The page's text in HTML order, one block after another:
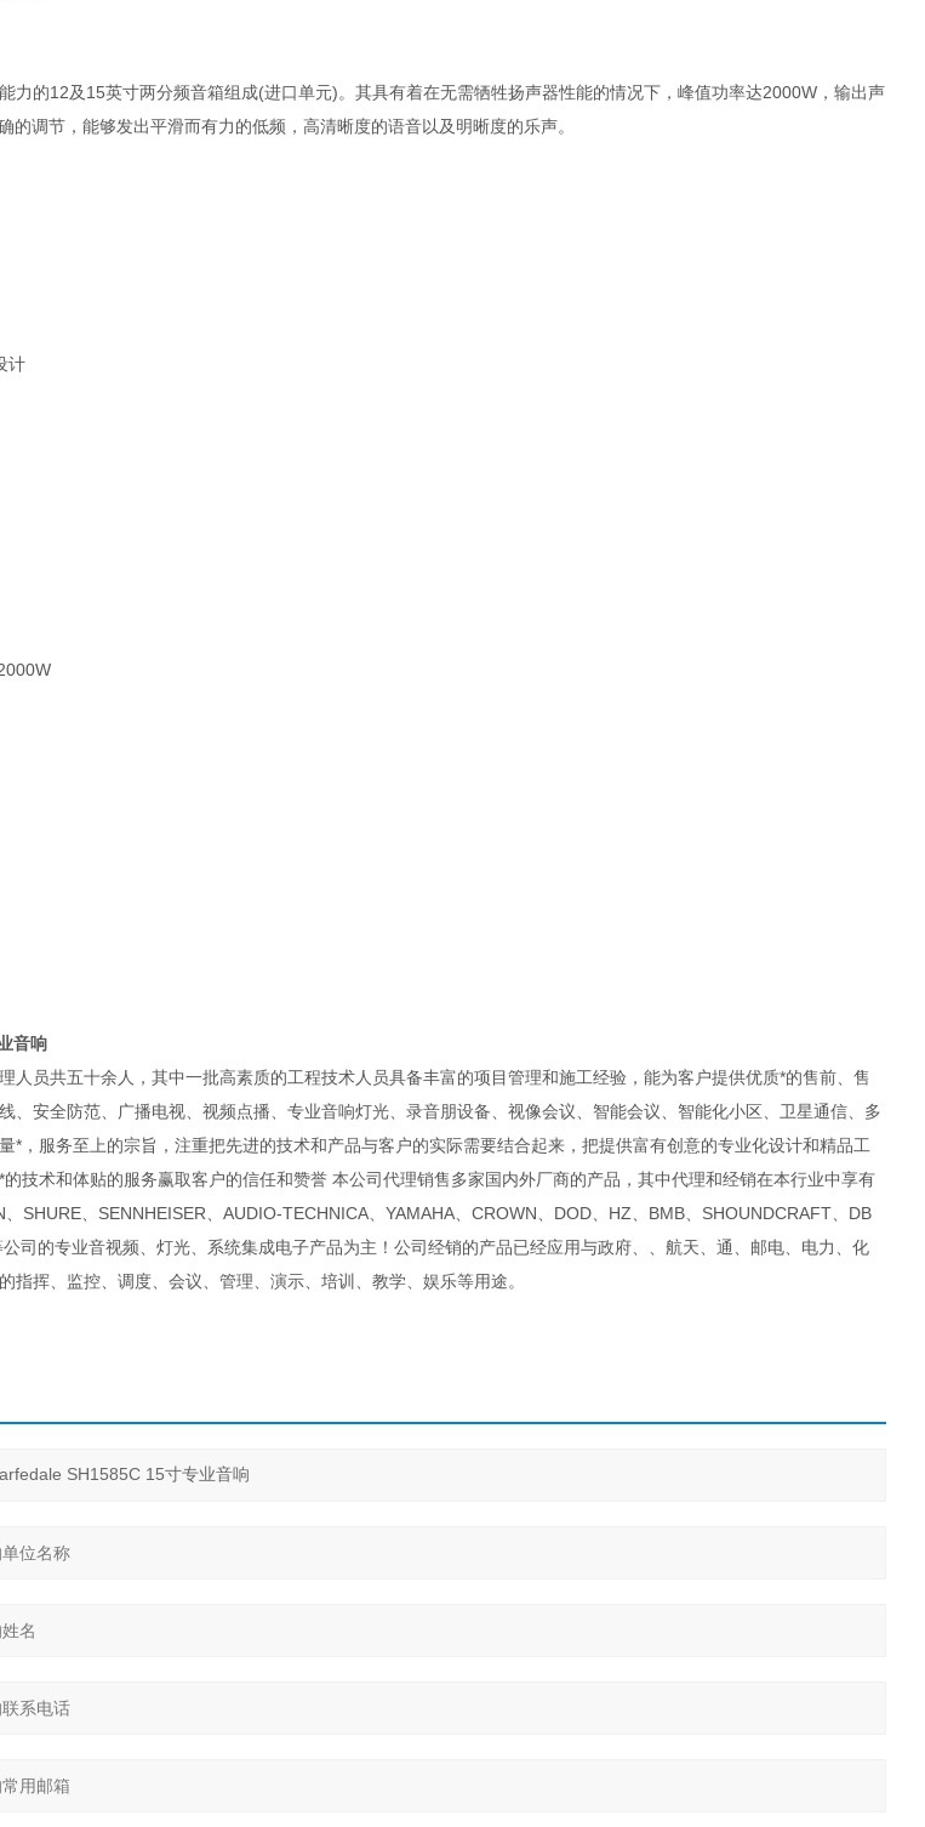
力的12及15英寸两分频音箱组成(进口单元)。其具有着在无需牺牲扬声器性能的情况下，峰值功率达2000W，输出声
的调节，能够发出平滑而有力的低频，高清晰度的语音以及明晰度的乐声。
计
音响
员共五十余人，其中一批高素质的工程技术人员具备丰富的项目管理和施工经验，能为客户提供优质*的售前、售
、安全防范、广播电视、视频点播、专业音响灯光、录音朋设备、视像会议、智能会议、智能化小区、卫星通信、多
*，服务至上的宗旨，注重把先进的技术和产品与客户的实际需要结合起来，把提供富有创意的专业化设计和精品工
技术和体贴的服务赢取客户的信任和赞誉 本公司代理销售多家国内外厂商的产品，其中代理和经销在本行业中享有
SHURE、SENNHEISER、AUDIO-TECHNICA、YAMAHA、CROWN、DOD、HZ、BMB、SHOUNDCRAFT、DB
司的专业音视频、灯光、系统集成电子产品为主！公司经销的产品已经应用与政府、、航天、通、邮电、电力、化
指挥、监控、调度、会议、管理、演示、培训、教学、娱乐等用途。